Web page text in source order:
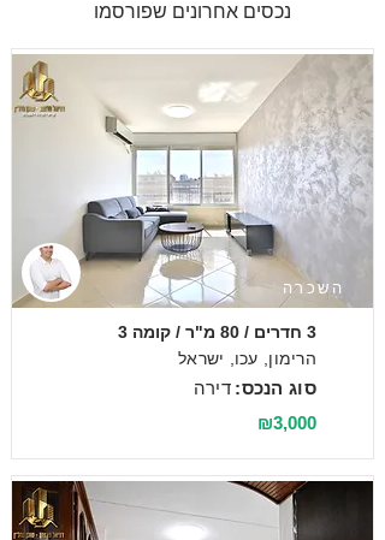
נכסים אחרונים שפורסמו
השכרה
3 חדרים / 80 מ"ר / קומה 3
הרימון, עכו, ישראל
דירה סוג הנכס:
₪3,000